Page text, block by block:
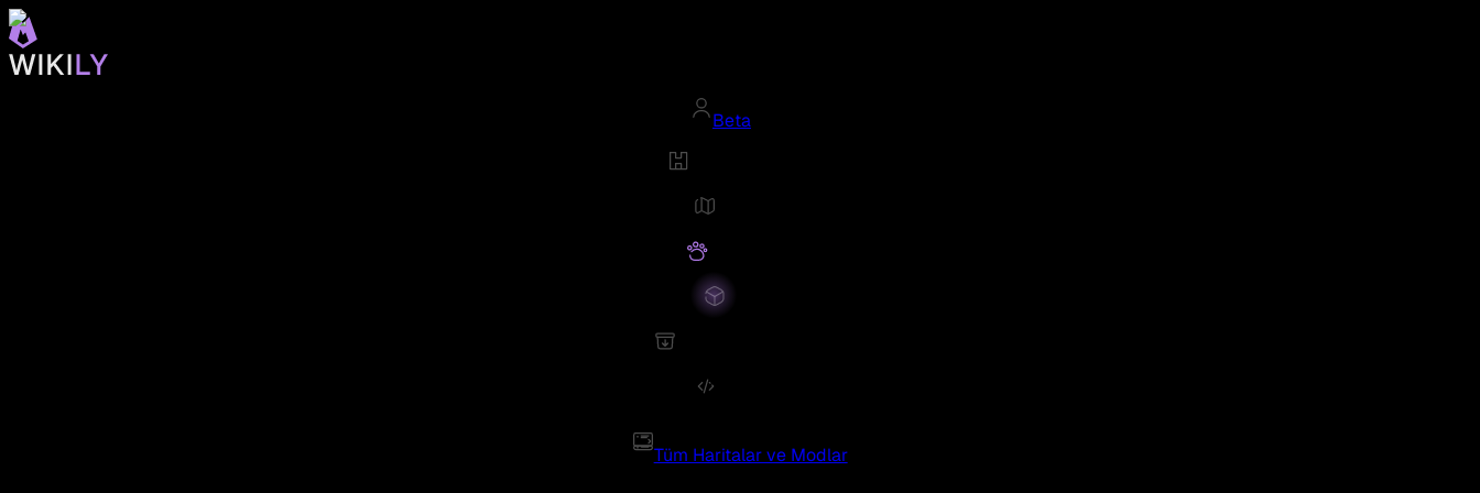
Beta
Tüm Haritalar ve Modlar